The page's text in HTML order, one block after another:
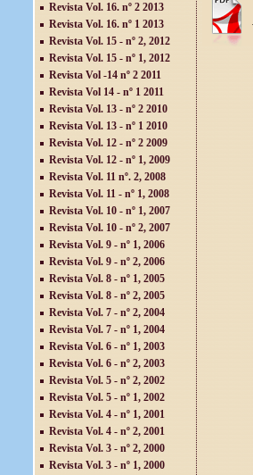
Revista Vol. 16. nº 2 2013
Revista Vol. 16. nº 1 2013
Revista Vol. 15 - nº 2, 2012
Revista Vol. 15 - nº 1, 2012
Revista Vol -14 nº 2 2011
Revista Vol 14 - nº 1 2011
Revista Vol. 13 - nº 2 2010
Revista Vol. 13 - nº 1 2010
Revista Vol. 12 - nº 2 2009
Revista Vol. 12 - nº 1, 2009
Revista Vol. 11 nº. 2, 2008
Revista Vol. 11 - nº 1, 2008
Revista Vol. 10 - nº 1, 2007
Revista Vol. 10 - nº 2, 2007
Revista Vol. 9 - nº 1, 2006
Revista Vol. 9 - nº 2, 2006
Revista Vol. 8 - nº 1, 2005
Revista Vol. 8 - nº 2, 2005
Revista Vol. 7 - nº 2, 2004
Revista Vol. 7 - nº 1, 2004
Revista Vol. 6 - nº 1, 2003
Revista Vol. 6 - nº 2, 2003
Revista Vol. 5 - nº 2, 2002
Revista Vol. 5 - nº 1, 2002
Revista Vol. 4 - nº 1, 2001
Revista Vol. 4 - nº 2, 2001
Revista Vol. 3 - nº 2, 2000
Revista Vol. 3 - nº 1, 2000